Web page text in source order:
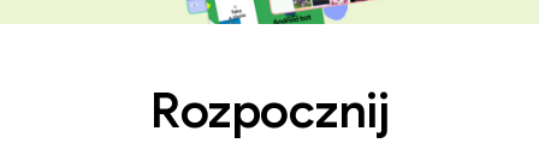
Rozpocznij